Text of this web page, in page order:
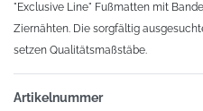
"Exclusive Line" Fußmatten mit
Ziernähten. Die sorgfältig
setzen Qualitätsmaßstäbe.
Artikelnummer